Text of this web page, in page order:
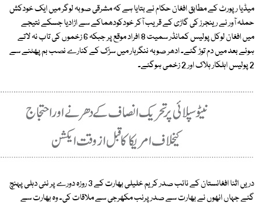
میڈیا رپورٹ کے مطابق افغان حکام نے بتایا ہے کہ مشرقی صوبہ لوگر میں ایک خودکش
حملہ آور نے رینجرز کی گاڑی کے قریب آکر خودکودھماکے سے اڑادیا جسکے نتیجے
میں افغان لوکل پولیس کمانڈر سمیت 8 افراد موقع پر جبکہ 6 زخموں کی تاب نہ لاتے
ہوئے بعد میں دم توڑ گئے۔ ادھر صوبہ ننگرہار میں سڑک کے کنارے نصب بم پھٹنے سے
2 پولیس اہلکار ہلاک اور 2 زخمی ہوگئے۔
دریں اثنا افغانستان کے نائب صدر کریم خلیلی بھارت کے 3 روزہ دورے پر نئی دہلی پہنچ
گئے جہاں انھوں نے بھارت سے صدر پرنب مکھرجی سے ملاقات کی۔ وہ بھارت سے